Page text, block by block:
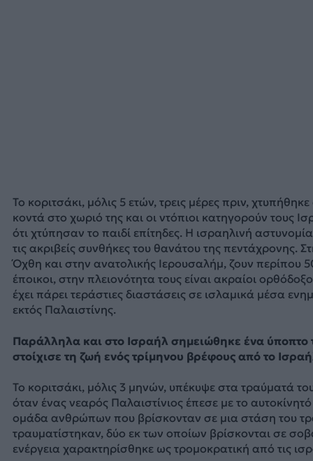
Το κοριτσάκι, μόλις 5 ετών, τρεις μέρες πριν,
κοντά στο χωριό της και οι ντόπιοι κατηγορούν τους
ότι χτύπησαν το παιδί επίτηδες. Η ισραηλινή
τις ακριβείς συνθήκες του θανάτου της πεντάχρονης.
Όχθη και στην ανατολικής Ιερουσαλήμ, ζουν περίπου
έποικοι, στην πλειονότητα τους είναι ακραίοι
έχει πάρει τεράστιες διαστάσεις σε ισλαμικά μέσα
εκτός Παλαιστίνης.
Παράλληλα και στο Ισραήλ σημειώθηκε ένα ύποπτο
στοίχισε τη ζωή ενός τρίμηνου βρέφους από το
Το κοριτσάκι, μόλις 3 μηνών, υπέκυψε στα τραύματά
όταν ένας νεαρός Παλαιστίνιος έπεσε με το
ομάδα ανθρώπων που βρίσκονταν σε μια στάση του
τραυματίστηκαν, δύο εκ των οποίων βρίσκονται σε
ενέργεια χαρακτηρίσθηκε ως τρομοκρατική από τις